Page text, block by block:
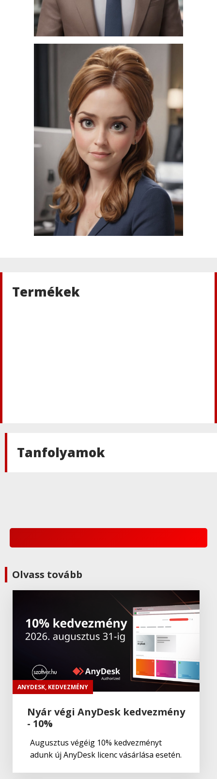
Termékek
Tanfolyamok
Olvass tovább
ANYDESK, KEDVEZMÉNY
Nyár végi AnyDesk kedvezmény
- 10%
Augusztus végéig 10% kedvezményt
adunk új AnyDesk licenc vásárlása esetén.